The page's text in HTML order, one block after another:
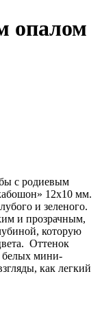
опалом
с родиевым
12х10 мм.
и зеленого.
и прозрачным,
которую
Оттенок
белых мини-
как легкий